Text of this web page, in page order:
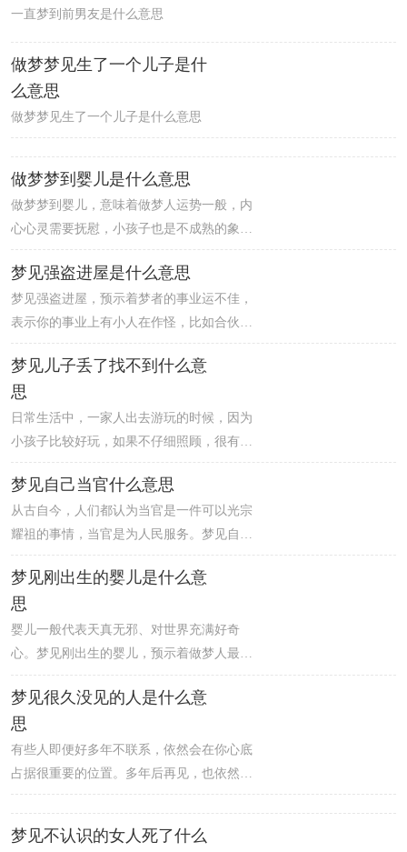
一直梦到前男友是什么意思
做梦梦见生了一个儿子是什
么意思
做梦梦见生了一个儿子是什么意思
做梦梦到婴儿是什么意思
做梦梦到婴儿，意味着做梦人运势一般，内
心心灵需要抚慰，小孩子也是不成熟的象
征，如果你目前正处于窘境，就应该回到原
点去想清楚，或者要从头细细思量，才能把
事情顺利解决。职员做梦梦到婴儿，意味着
财运走高，贵人运强，朋友会给你提供投资
资讯，或介绍你获得赚外快的机会。婴儿胖
嘟嘟的，非常惹人喜爱，让人忍不住亲近。
梦见强盗进屋是什么意思
梦见强盗进屋，预示着梦者的事业运不佳，
表示你的事业上有小人在作怪，比如合伙人
产生邪念，使你的事业遭受损失，所以你一
定要多注意合作伙伴或团队成员最近的行
为，否则将会破财。有些贼很大胆，趁着别
人家睡着的时候，用工具割开窗户，悄悄进
去别人家，开始实施盗窃。其实天网恢恢疏
而不漏，在法治社会，法律是不会放过任何
一个犯罪之人的。
梦见儿子丢了找不到什么意
思
日常生活中，一家人出去游玩的时候，因为
小孩子比较好玩，如果不仔细照顾，很有可
能会走丢。梦见儿子丢了找不到，意味着做
梦人这两天需要承担的任务很多，容易在处
理工作的时候遇见很多让你烦恼的事情，若
是打算自己单打独斗，不佳的工作或者学业
成绩会让你的心情也变差，而且在恋情方
面，做梦人的艳遇指数上升，较有可能被陌
生的异性吸引，或者遭遇异国情缘。
梦见自己当官什么意思
从古自今，人们都认为当官是一件可以光宗
耀祖的事情，当官是为人民服务。梦见自己
当官，意味着做梦人最近的恋情走势良好，
如果做梦人是单身，则桃花运非常好，参加
聚会可得到更多机会；如果做梦人有对象，
则两人之间相处愉快，而且会有一些小惊喜
让彼此的感情更加亲密。准备考试的人梦见
自己当官，意味着做梦人不能顺利如愿，不
被录取。
梦见刚出生的婴儿是什么意
思
婴儿一般代表天真无邪、对世界充满好奇
心。梦见刚出生的婴儿，预示着做梦人最近
将获取一时的成功，如果想获得长久的成
功，还需要坚强持久的毅力，好好把握机
会。男人梦见刚出生的婴儿，意味着做梦人
近期终于摆脱烦心的工作，想与朋友聚聚，
容易犹豫不决，可能会错过好时机。
梦见很久没见的人是什么意
思
有些人即便好多年不联系，依然会在你心底
占据很重要的位置。多年后再见，也依然是
亲切的、熟悉的、温暖的感觉。梦见很久不
望找到心灵的归依。潜意识里，你渴望回到
梦见不认识的女人死了什么